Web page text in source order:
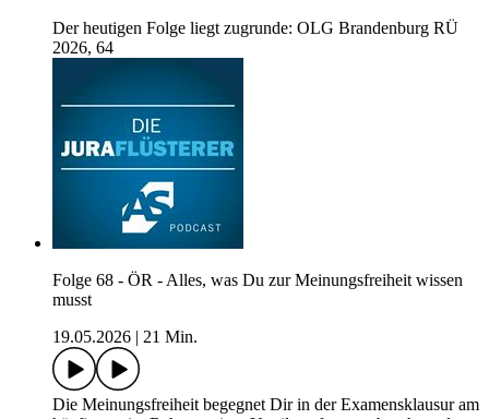
Der heutigen Folge liegt zugrunde: OLG Brandenburg RÜ
2026, 64
Folge 68 - ÖR - Alles, was Du zur Meinungsfreiheit wissen
musst
19.05.2026
21 Min.
Die Meinungsfreiheit begegnet Dir in der Examensklausur am